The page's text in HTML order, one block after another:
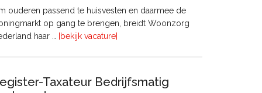
ouderen passend te huisvesten en daarmee de
op gang te brengen, breidt Woonzorg
haar …
[bekijk vacature]
Taxateur Bedrijfsmatig